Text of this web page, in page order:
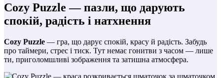
Cozy Puzzle — пазли, що дарують
спокій, радість і натхнення
Cozy Puzzle — гра, що дарує спокій, красу й радість. Забудь
про таймери, стрес і тиск. Тут немає гонитви з часом — лише
ти, приголомшливі зображення та затишна атмосфера.